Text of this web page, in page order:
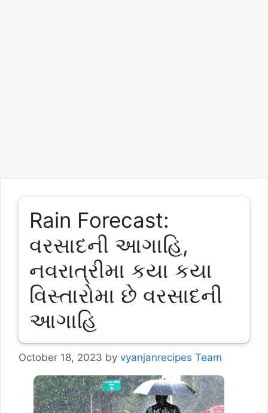
Rain Forecast:
વરસાદની આગાહિ,
નવરાત્રીમા કયા કયા
વિસ્તારોમા છે વરસાદની
આગાહિ
October 18, 2023 by vyanjanrecipes Team